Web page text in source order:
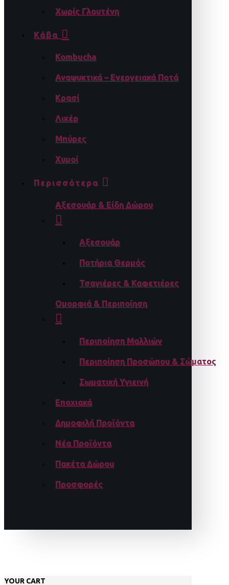
Χωρίς Γλουτένη
Κάβα
Kombucha
Αναψυκτικά – Ενεργειακά Ποτά
Κρασί
Λικέρ
Μπύρες
Χυμοί
Περισσότερα
Αξεσουάρ & Είδη Δώρου
Αξεσουάρ
Ποτήρια Θερμός
Τσαγιέρες & Καφετιέρες
Ομορφιά & Περιποίηση
Περιποίηση Μαλλιών
Περιποίηση Προσώπου & Σώματος
Σωματική Υγιεινή
Εποχιακά
Δημοφιλή Προϊόντα
Νέα Προϊόντα
Πακέτα Δώρου
Προσφορές
YOUR CART